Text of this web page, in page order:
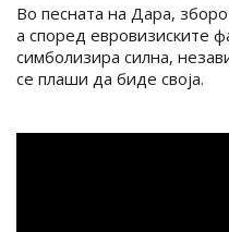
Во песната на Дара,
а според евровизиските
симболизира силна,
се плаши да биде своја.